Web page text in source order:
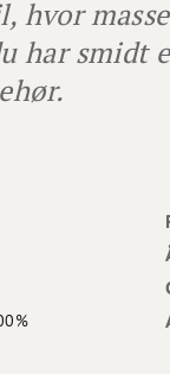
hvor
har smidt